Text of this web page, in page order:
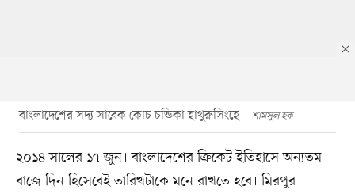
বাংলাদেশের সদ্য সাবেক কোচ চন্ডিকা হাথুরুসিংহে শামসুল হক
২০১৪ সালের ১৭ জুন। বাংলাদেশের ক্রিকেট ইতিহাসে অন্যতম
বাজে দিন হিসেবেই তারিখটাকে মনে রাখতে হবে। মিরপুর